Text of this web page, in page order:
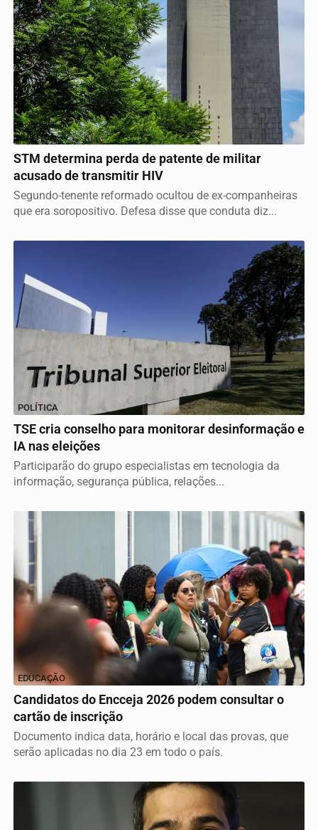
JUSTIÇA
STM determina perda de patente de militar
acusado de transmitir HIV
Segundo-tenente reformado ocultou de ex-companheiras
que era soropositivo. Defesa disse que conduta diz...
POLÍTICA
TSE cria conselho para monitorar desinformação e
IA nas eleições
Participarão do grupo especialistas em tecnologia da
informação, segurança pública, relações...
EDUCAÇÃO
Candidatos do Encceja 2026 podem consultar o
cartão de inscrição
Documento indica data, horário e local das provas, que
serão aplicadas no dia 23 em todo o país.